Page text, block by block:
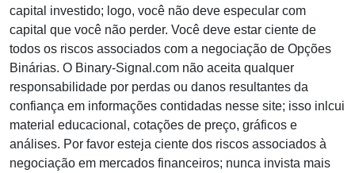
capital investido; logo, você não deve especular com
capital que você não perder. Você deve estar ciente de
todos os riscos associados com a negociação de Opções
Binárias. O Binary-Signal.com não aceita qualquer
responsabilidade por perdas ou danos resultantes da
confiança em informações contidadas nesse site; isso inlcui
material educacional, cotações de preço, gráficos e
análises. Por favor esteja ciente dos riscos associados à
negociação em mercados financeiros; nunca invista mais